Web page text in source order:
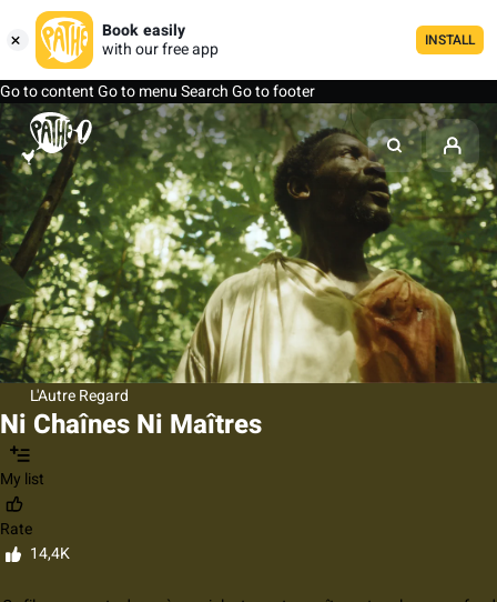
Book easily
with our free app
INSTALL
Go to contentGo to menuSearchGo to footer
L'Autre Regard
Ni Chaînes Ni Maîtres
My list
Rate
14,4K